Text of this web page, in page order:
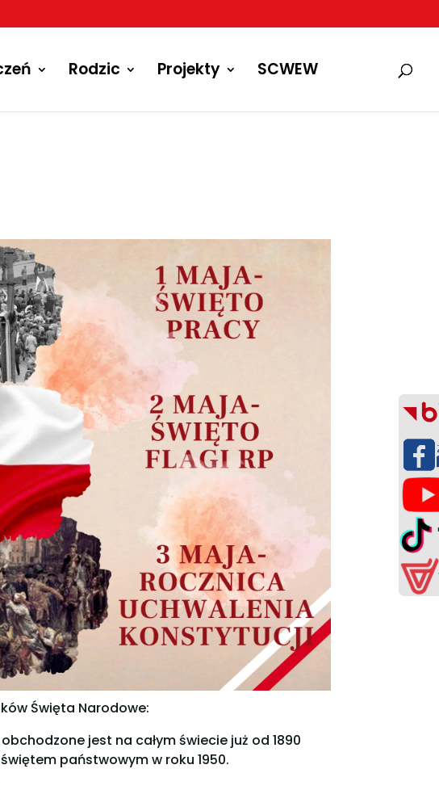
Rodzic Projekty SCWEW
Święta Narodowe:
jest na całym świecie już od 1890
państwowym w roku 1950.